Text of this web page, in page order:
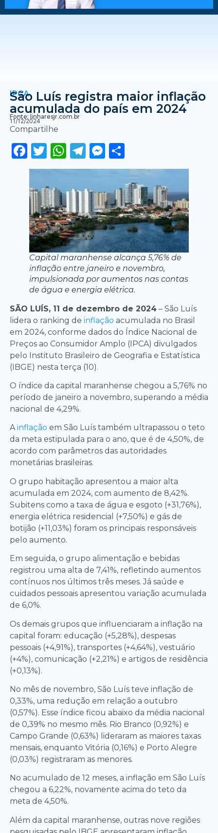
IPCA
São Luís registra maior inflação
acumulada do país em 2024
Fonte: linharesjr.com.br
11/12/2024
Compartilhe
Facebook
Twitter
WhatsApp
Telegram
Messenger
Capital maranhense alcança 5,76% de
inflação entre janeiro e novembro,
impulsionada por aumentos nas contas
de água e energia elétrica.
SÃO LUÍS, 11 de dezembro de 2024 – São Luís
lidera o ranking de inflação acumulada no Brasil
em 2024, conforme dados do Índice Nacional de
Preços ao Consumidor Amplo (IPCA) divulgados
pelo Instituto Brasileiro de Geografia e Estatística
(IBGE) nesta terça (10).
O índice da capital maranhense chegou a 5,76% no
período de janeiro a novembro, superando a média
nacional de 4,29%.
Ainflação em São Luís também ultrapassou o teto
da meta estipulada para o ano, que é de 4,50%, de
acordo com parâmetros das autoridades
monetárias brasileiras.
O grupo habitação apresentou a maior alta
acumulada em 2024, com aumento de 8,42%.
Subitens como a taxa de água e esgoto (+31,76%),
energia elétrica residencial (+7,50%) e gás de
botijão (+11,03%) foram os principais responsáveis
pelo aumento.
Em seguida, o grupo alimentação e bebidas
registrou uma alta de 7,41%, refletindo aumentos
contínuos nos últimos três meses. Já saúde e
cuidados pessoais apresentou variação acumulada
de 6,0%.
Os demais grupos que influenciaram a inflação na
capital foram: educação (+5,28%), despesas
pessoais (+4,91%), transportes (+4,64%), vestuário
(+4%), comunicação (+2,21%) e artigos de residência
(+0,13%).
No mês de novembro, São Luís teve inflação de
0,33%, uma redução em relação a outubro
(0,57%). Esse índice ficou abaixo da média nacional
de 0,39% no mesmo mês. Rio Branco (0,92%) e
Campo Grande (0,63%) lideraram as maiores taxas
mensais, enquanto Vitória (0,16%) e Porto Alegre
(0,03%) registraram as menores.
No acumulado de 12 meses, a inflação em São Luís
chegou a 6,22%, novamente acima do teto da
meta de 4,50%.
Além da capital maranhense, outras nove regiões